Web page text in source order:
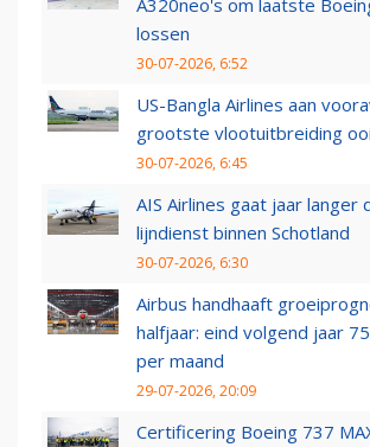
A320neo's om laatste
lossen
30-07-2026, 6:52
US-Bangla Airlines aan
grootste vlootuitbreiding
30-07-2026, 6:45
AIS Airlines gaat jaar langer
lijndienst binnen Schotland
30-07-2026, 6:30
Airbus handhaaft
halfjaar: eind volgend jaar
per maand
29-07-2026, 20:09
Certificering Boeing 737